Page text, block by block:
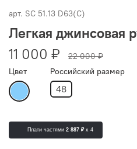
арт. SC 51.13 D63(С)
Легкая джинсовая
11 000 ₽
22 000 ₽
Цвет
Российский размер
48
Плати частями 2 887 ₽ x 4